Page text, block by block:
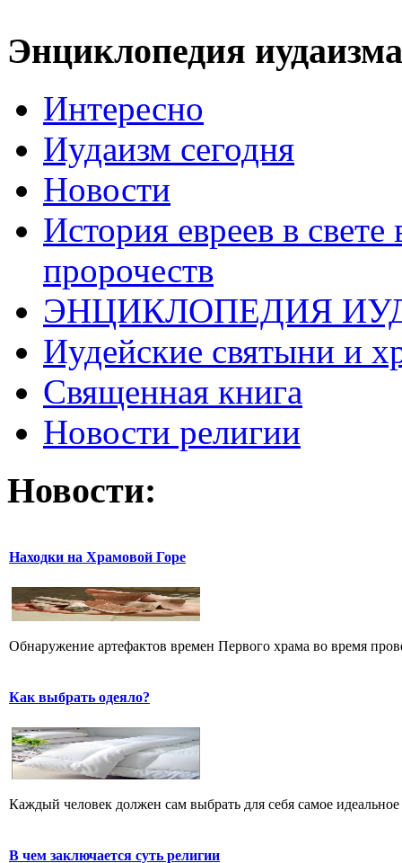
Энциклопедия иудаизма
Интересно
Иудаизм сегодня
Новости
История евреев в
пророчеств
ЭНЦИКЛОПЕДИЯ
Иудейские святыни и
Священная книга
Новости религии
Новости:
Находки на Храмовой Горе
Обнаружение артефактов времен Первого храма во время
Как выбрать одеяло?
Каждый человек должен сам выбрать для себя самое
В чем заключается суть религии